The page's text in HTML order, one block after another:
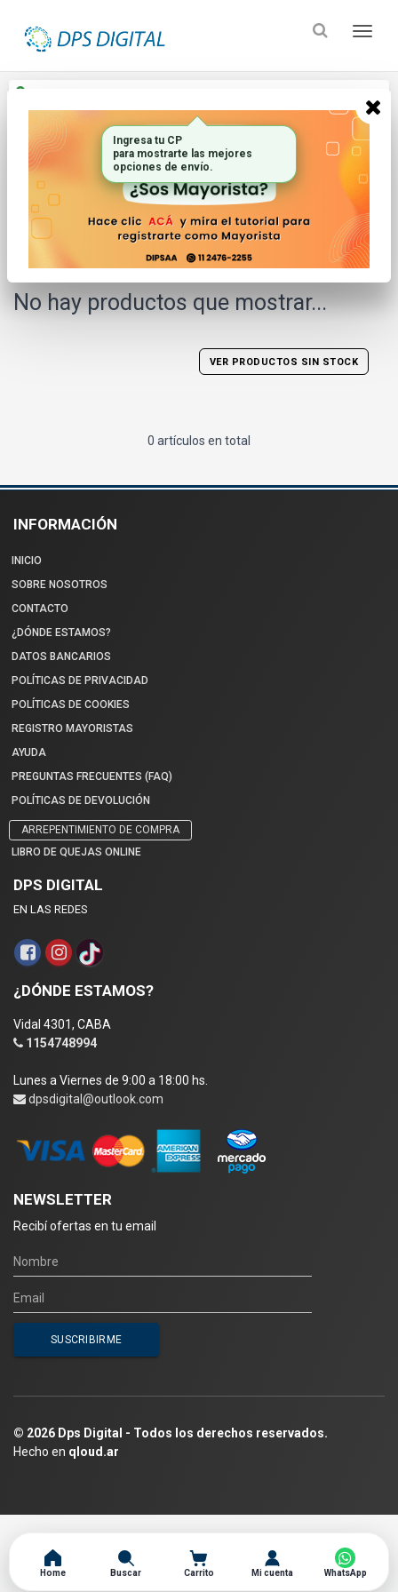
Inicio Lg
ORDENAR
FILTRAR POR
No hay productos que mostrar...
VER PRODUCTOS SIN STOCK
0 artículos en total
INFORMACIÓN
INICIO
SOBRE NOSOTROS
CONTACTO
¿DÓNDE ESTAMOS?
DATOS BANCARIOS
POLÍTICAS DE PRIVACIDAD
POLÍTICAS DE COOKIES
REGISTRO MAYORISTAS
AYUDA
PREGUNTAS FRECUENTES (FAQ)
POLÍTICAS DE DEVOLUCIÓN
ARREPENTIMIENTO DE COMPRA
LIBRO DE QUEJAS ONLINE
DPS DIGITAL
EN LAS REDES
¿DÓNDE ESTAMOS?
Vidal 4301, CABA
1154748994
Lunes a Viernes de 9:00 a 18:00 hs.
dpsdigital@outlook.com
NEWSLETTER
Recibí ofertas en tu email
© 2026 Dps Digital - Todos los derechos reservados.
Hecho en qloud.ar
Home Buscar Carrito Mi cuenta
Ingresa tu CP
para mostrarte las mejores
opciones de envío.